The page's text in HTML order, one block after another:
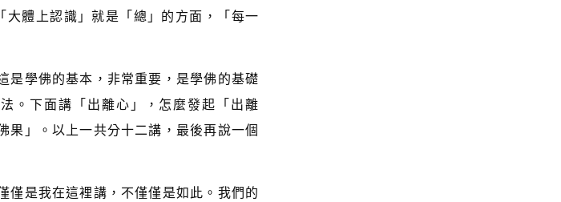
體上認識」就是「總」的方面，「每一
是學佛的基本，非常重要，是學佛的基礎
。下面講「出離心」，怎麼發起「出離
果」。以上一共分十二講，最後再說一個
僅是我在這裡講，不僅僅是如此。我們的